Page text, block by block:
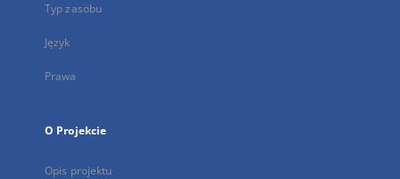
Typ zasobu
Język
Prawa
O Projekcie
Opis projektu